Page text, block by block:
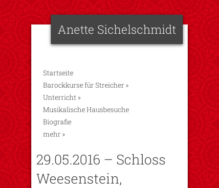
Anette Sichelschmidt
Startseite
Barockkurse für Streicher »
Unterricht »
Musikalische Hausbesuche
Biografie
mehr »
29.05.2016 – Schloss
Weesenstein,